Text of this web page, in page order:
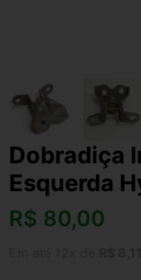
Dobradiça
Esquerda
R$ 80,00